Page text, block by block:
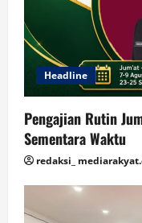
Headline
Pengajian Rutin
Sementara Waktu
redaksi_